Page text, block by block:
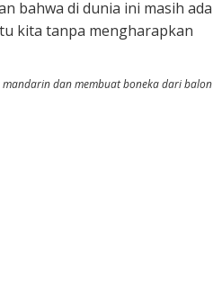
bahwa di dunia ini masih ada
kita tanpa mengharapkan
dan membuat boneka dari balon